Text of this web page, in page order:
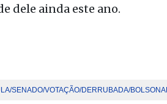
dele ainda este ano.
SENADO/VOTAÇÃO/DERRUBADA/